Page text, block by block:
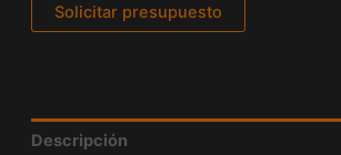
Solicitar presupuesto
Descripción